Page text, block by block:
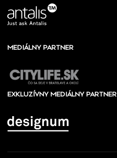
MEDIÁLNY PARTNER
EXKLUZÍVNY MEDIÁLNY PARTNER